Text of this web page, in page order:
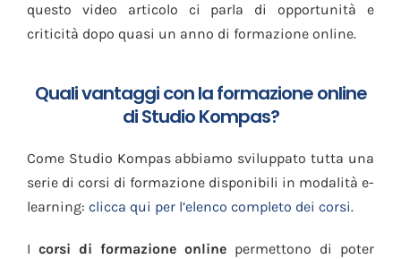
questo video articolo ci parla di opportunità e
criticità dopo quasi un anno di formazione online.
Quali vantaggi con la formazione online
di Studio Kompas?
Come Studio Kompas abbiamo sviluppato tutta una
serie di corsi di formazione disponibili in modalità e-
learning: clicca qui per l’elenco completo dei corsi.
I corsi di formazione online permettono di poter